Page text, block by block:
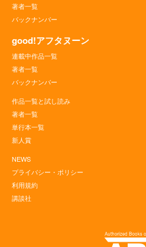
著者一覧
バックナンバー
good!アフタヌーン
連載中作品一覧
著者一覧
バックナンバー
作品一覧と試し読み
著者一覧
単行本一覧
新人賞
NEWS
プライバシー・ポリシー
利用規約
講談社